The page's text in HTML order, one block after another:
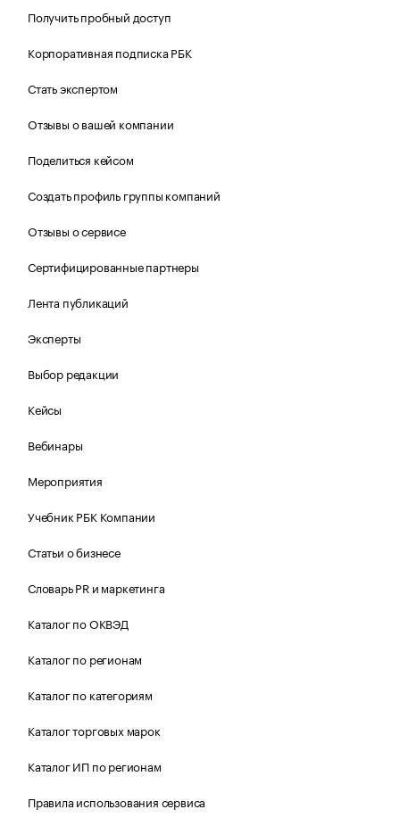
Получить пробный доступ
Корпоративная подписка РБК
Стать экспертом
Отзывы о вашей компании
Поделиться кейсом
Создать профиль группы компаний
Отзывы о сервисе
Сертифицированные партнеры
Лента публикаций
Эксперты
Выбор редакции
Кейсы
Вебинары
Мероприятия
Учебник РБК Компании
Статьи о бизнесе
Словарь PR и маркетинга
Каталог по ОКВЭД
Каталог по регионам
Каталог по категориям
Каталог торговых марок
Каталог ИП по регионам
Правила использования сервиса